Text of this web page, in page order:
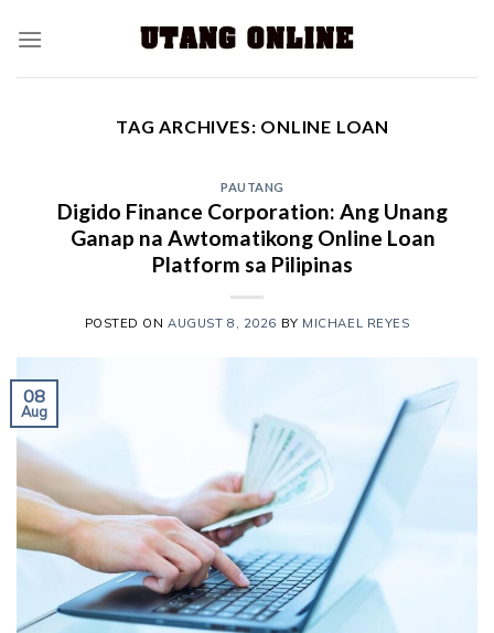
TAG ARCHIVES: ONLINE LOAN
PAUTANG
Digido Finance Corporation: Ang Unang
Ganap na Awtomatikong Online Loan
Platform sa Pilipinas
POSTED ONAUGUST 8, 2026 BY MICHAEL REYES
08
Aug